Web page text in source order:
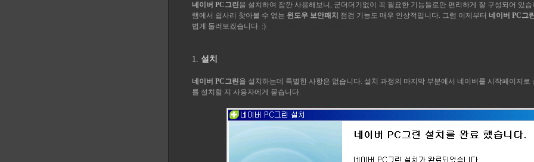
네이버 PC그린을 설치하여 잠깐 사용해보니, 군더더기없이 꼭 필요한 기능들로만 편리하게 잘 구성되어 있
램에서 쉽사리 찾아볼 수 없는 윈도우 보안패치 점검 기능도 매우 인상적입니다. 그럼 이제부터 네이버 PC그
볍게 둘러보겠습니다. :)
1. 설치
네이버 PC그린을 설치하는데 특별한 사항은 없습니다. 설치 과정의 마지막 부분에서 네이버를 시작페이지로
를 설치할 지 사용자에게 묻습니다.